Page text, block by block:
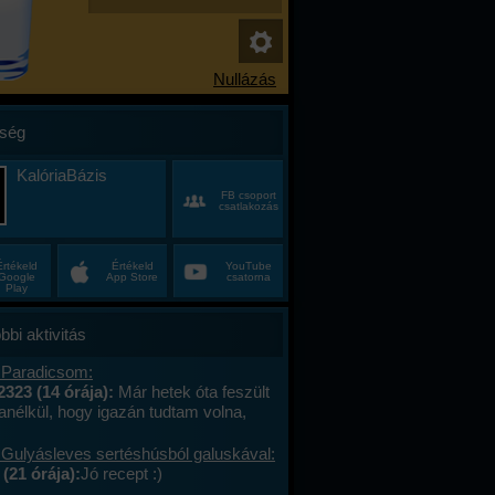
KalóriaBázis
FB csoport
csatlakozás
Play
Értékeld
App Store
YouTube
csatorna
aktivitás
(14 órája): Már hetek óta feszült
hogy igazán tudtam volna,
éveim közepén egyszer csak
minden, ami régen izgalmas
sertéshúsból galuskával:
órája):Jó recept :)